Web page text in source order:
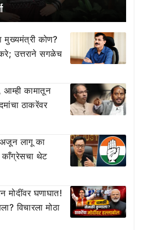
मुख्यमंत्री कोण?
उत्तराने सगळेच
आम्ही कामातून
ठाकरेंवर
अजून लागू का
काँग्रेसचा थेट
मोदींवर घणाघात!
विचारला मोठा